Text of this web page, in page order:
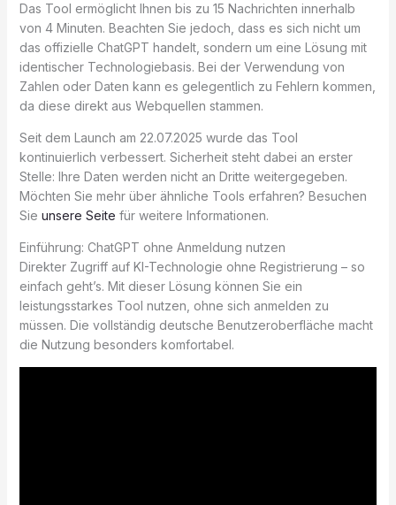
Das Tool ermöglicht Ihnen bis zu 15 Nachrichten innerhalb
von 4 Minuten. Beachten Sie jedoch, dass es sich nicht um
das offizielle ChatGPT handelt, sondern um eine Lösung mit
identischer Technologiebasis. Bei der Verwendung von
Zahlen oder Daten kann es gelegentlich zu Fehlern kommen,
da diese direkt aus Webquellen stammen.
Seit dem Launch am 22.07.2025 wurde das Tool
kontinuierlich verbessert. Sicherheit steht dabei an erster
Stelle: Ihre Daten werden nicht an Dritte weitergegeben.
Möchten Sie mehr über ähnliche Tools erfahren? Besuchen
Sie unsere Seite für weitere Informationen.
Einführung: ChatGPT ohne Anmeldung nutzen
Direkter Zugriff auf KI-Technologie ohne Registrierung – so
einfach geht’s. Mit dieser Lösung können Sie ein
leistungsstarkes Tool nutzen, ohne sich anmelden zu
müssen. Die vollständig deutsche Benutzeroberfläche macht
die Nutzung besonders komfortabel.